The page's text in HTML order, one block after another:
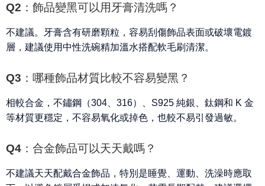
Q2：飾品變黑可以用牙膏清洗嗎？
不建議。牙膏含有研磨顆粒，容易刮傷飾品表面或破壞電鍍
層，建議使用中性洗碗精加溫水搭配軟毛刷清潔。
Q3：哪種飾品材質比較不容易變黑？
相較合金，不鏽鋼（304、316）、S925 純銀、鈦鋼和 K 金
等材質更穩定，不容易氧化或掉色，也較不易引發過敏。
Q4：合金飾品可以天天戴嗎？
不建議天天配戴合金飾品，特別是睡覺、運動、洗澡時應取